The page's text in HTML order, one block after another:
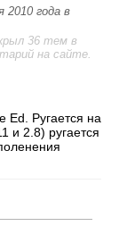
2010 года в
36 тем в
на сайте.
Ed. Ругается на
и 2.8) ругается